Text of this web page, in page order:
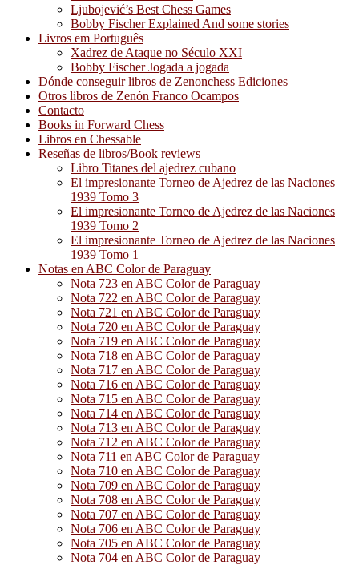
Ljubojević’s Best Chess Games
Bobby Fischer Explained And some stories
Livros em Português
Xadrez de Ataque no Século XXI
Bobby Fischer Jogada a jogada
Dónde conseguir libros de Zenonchess Ediciones
Otros libros de Zenón Franco Ocampos
Contacto
Books in Forward Chess
Libros en Chessable
Reseñas de libros/Book reviews
Libro Titanes del ajedrez cubano
El impresionante Torneo de Ajedrez de las Naciones
1939 Tomo 3
El impresionante Torneo de Ajedrez de las Naciones
1939 Tomo 2
El impresionante Torneo de Ajedrez de las Naciones
1939 Tomo 1
Notas en ABC Color de Paraguay
Nota 723 en ABC Color de Paraguay
Nota 722 en ABC Color de Paraguay
Nota 721 en ABC Color de Paraguay
Nota 720 en ABC Color de Paraguay
Nota 719 en ABC Color de Paraguay
Nota 718 en ABC Color de Paraguay
Nota 717 en ABC Color de Paraguay
Nota 716 en ABC Color de Paraguay
Nota 715 en ABC Color de Paraguay
Nota 714 en ABC Color de Paraguay
Nota 713 en ABC Color de Paraguay
Nota 712 en ABC Color de Paraguay
Nota 711 en ABC Color de Paraguay
Nota 710 en ABC Color de Paraguay
Nota 709 en ABC Color de Paraguay
Nota 708 en ABC Color de Paraguay
Nota 707 en ABC Color de Paraguay
Nota 706 en ABC Color de Paraguay
Nota 705 en ABC Color de Paraguay
Nota 704 en ABC Color de Paraguay